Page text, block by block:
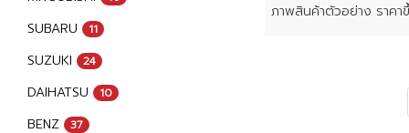
SUBARU 11
SUZUKI 24
DAIHATSU 10
BENZ 37